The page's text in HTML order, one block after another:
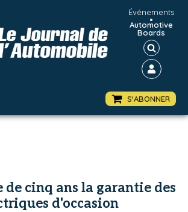
Événements
•
Automotive
Boards
S'ABONNER
de cinq ans la garantie des
d'occasion